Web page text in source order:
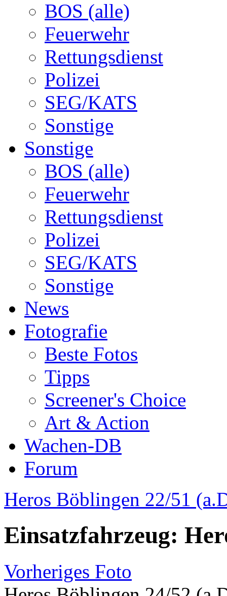
BOS (alle)
Feuerwehr
Rettungsdienst
Polizei
SEG/KATS
Sonstige
Sonstige
BOS (alle)
Feuerwehr
Rettungsdienst
Polizei
SEG/KATS
Sonstige
News
Fotografie
Beste Fotos
Tipps
Screener's Choice
Art & Action
Wachen-DB
Forum
Heros Böblingen 22/51
Einsatzfahrzeug:
Vorheriges Foto